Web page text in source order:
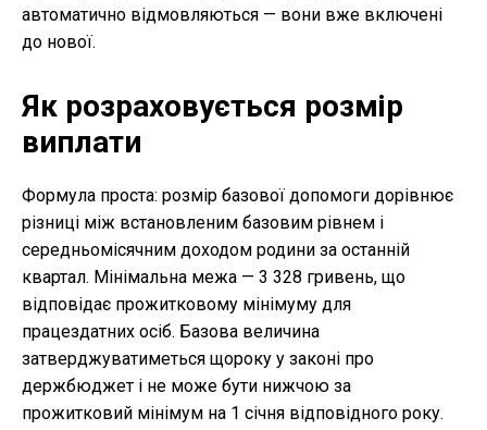
автоматично відмовляються — вони вже включені
до нової.
Як розраховується розмір
виплати
Формула проста: розмір базової допомоги дорівнює
різниці між встановленим базовим рівнем і
середньомісячним доходом родини за останній
квартал. Мінімальна межа — 3 328 гривень, що
відповідає прожитковому мінімуму для
працездатних осіб. Базова величина
затверджуватиметься щороку у законі про
держбюджет і не може бути нижчою за
прожитковий мінімум на 1 січня відповідного року.